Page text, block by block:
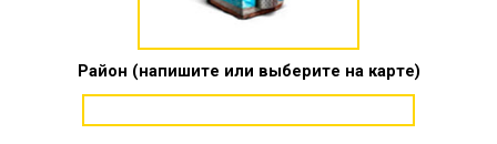
Район (напишите или выберите на карте)